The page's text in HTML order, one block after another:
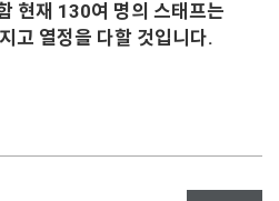
현재 130여 명의 스태프는
고 열정을 다할 것입니다.